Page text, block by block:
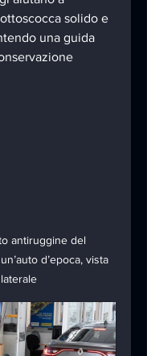
solido e
una guida
antiruggine del
d’epoca, vista
laterale